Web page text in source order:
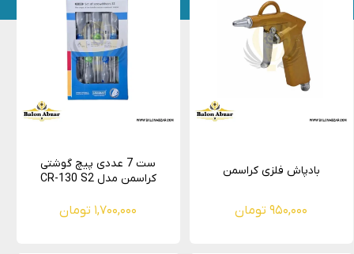
بادپاش فلزی کراسمن
۹۵۰,۰۰۰ تومان
ست 7 عددی پیچ گوشتی
کراسمن مدل CR-130 S2
۱,۷۰۰,۰۰۰ تومان